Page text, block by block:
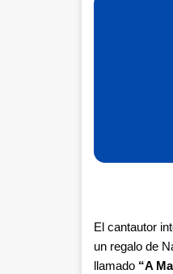
El cantautor
un regalo de
llamado “A